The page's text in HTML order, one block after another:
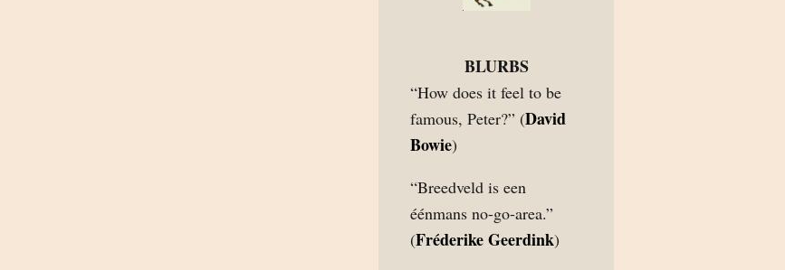
BLURBS
“How does it feel to be
famous, Peter?” (David
Bowie)
“Breedveld is een
éénmans no-go-area.”
(Fréderike Geerdink)